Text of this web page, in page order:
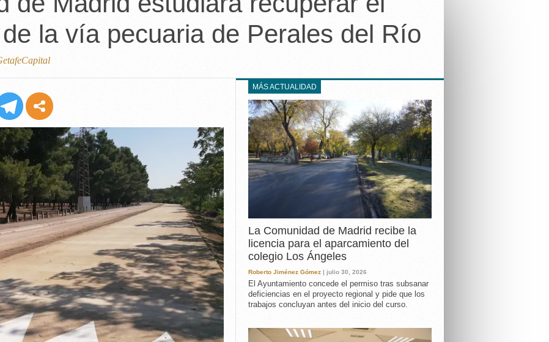
RINCÓN PSICOLÓGICO
TRIBUNA CON ACENTO
EL RINCÓN DE ACOEG
LA VOZ DE LA
EXPERIENCIA
IN MEMORIAM
MEMORIA RECUPERADA
UN MINUTO EN EL
MUSEO
VARIOS
la vía pecuaria de Perales del Río
MÁS ACTUALIDAD
La Comunidad de Madrid recibe la
licencia para el aparcamiento del
colegio Los Ángeles
Roberto Jiménez Gómez | julio 30, 2026
El Ayuntamiento concede el permiso tras subsanar
deficiencias en el proyecto regional y pide que los
trabajos concluyan antes del inicio del curso.